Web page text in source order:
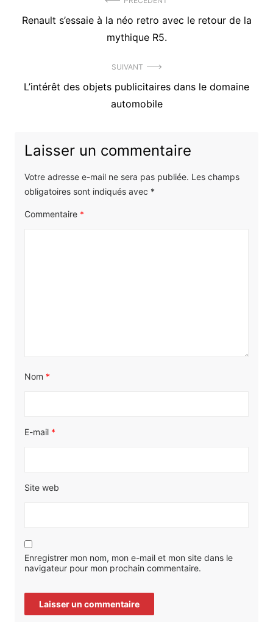
de
Précédent
Renault s’essaie à la néo retro avec le retour de la
mythique R5.
SUIVANT
Article
L’intérêt des objets publicitaires dans le domaine
automobile
Laisser un commentaire
Votre adresse e-mail ne sera pas publiée. Les champs
obligatoires sont indiqués avec *
Commentaire *
Nom *
E-mail *
Site web
Enregistrer mon nom, mon e-mail et mon site dans le
navigateur pour mon prochain commentaire.